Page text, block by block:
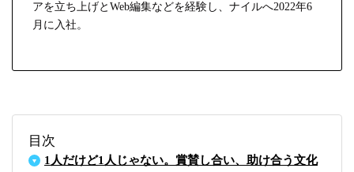
アを立ち上げとWeb編集などを経験し、ナイルへ2022年6
月に入社。
目次
1人だけど1人じゃない。賞賛し合い、助け合う文化